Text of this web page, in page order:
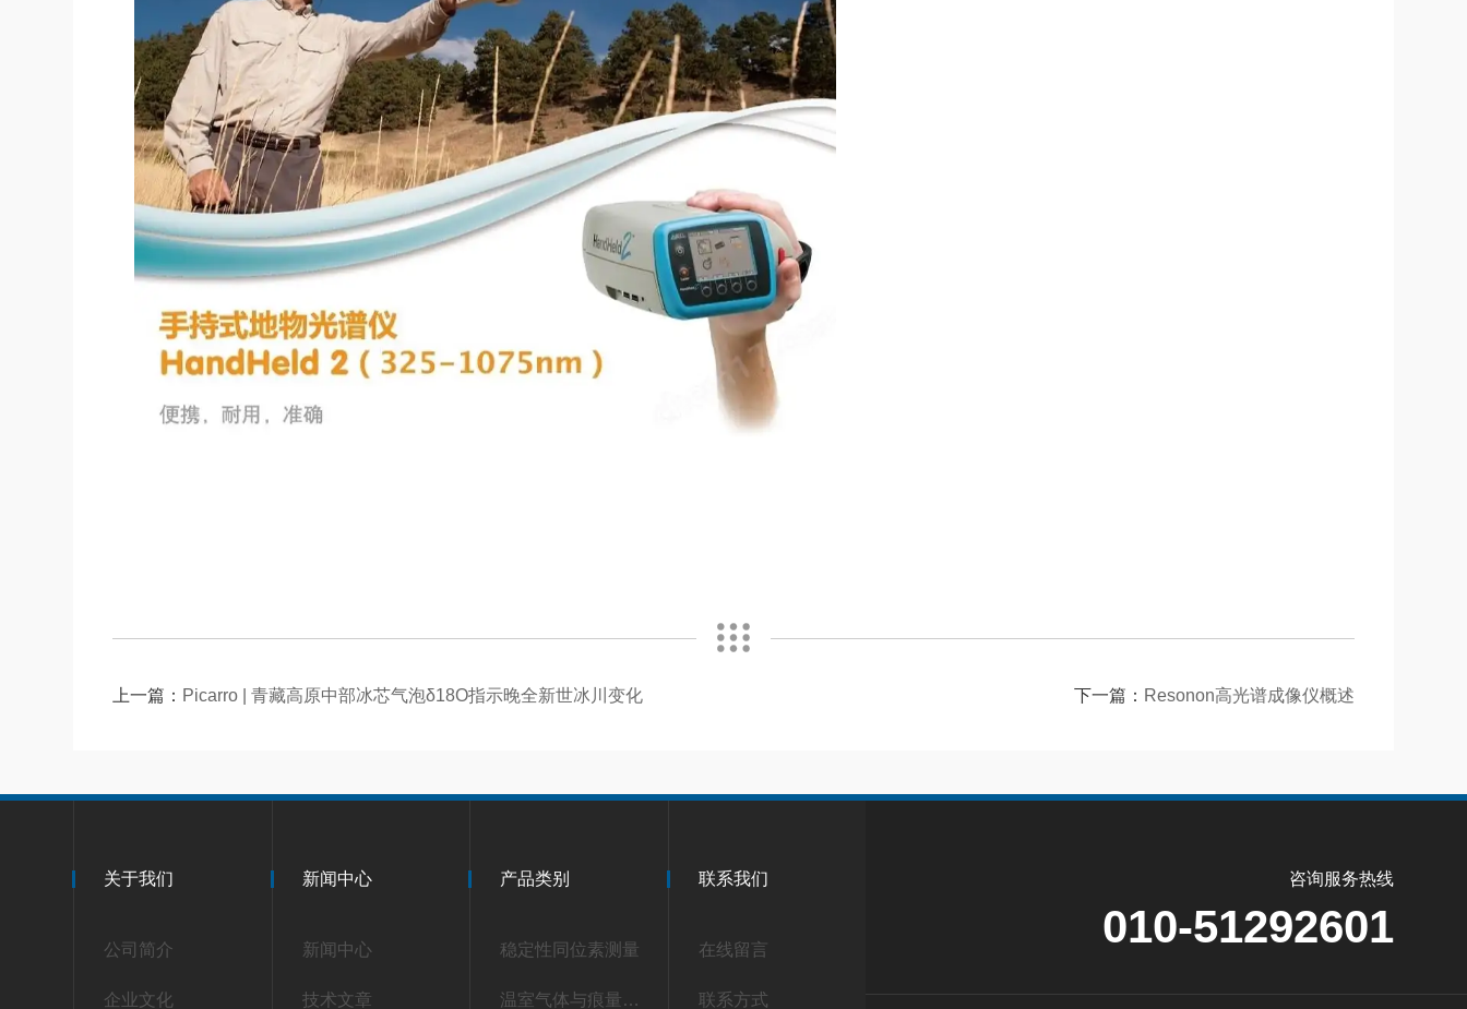
上一篇： Picarro | 青藏高原中部冰芯气泡δ18O指示晚全新世冰川变化 下一篇： Resonon高光谱成像仪概述
关于我们
公司简介
企业文化
新闻中心
新闻中心
技术文章
产品类别
稳定性同位素测量
温室气体与痕量气体测量
联系我们
在线留言
联系方式
咨询服务热线
010-51292601